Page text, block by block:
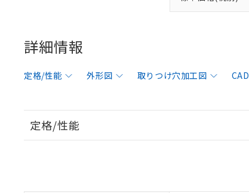
詳細情報
定格/性能 外形図 取りつけ穴加工図 CAD
定格/性能